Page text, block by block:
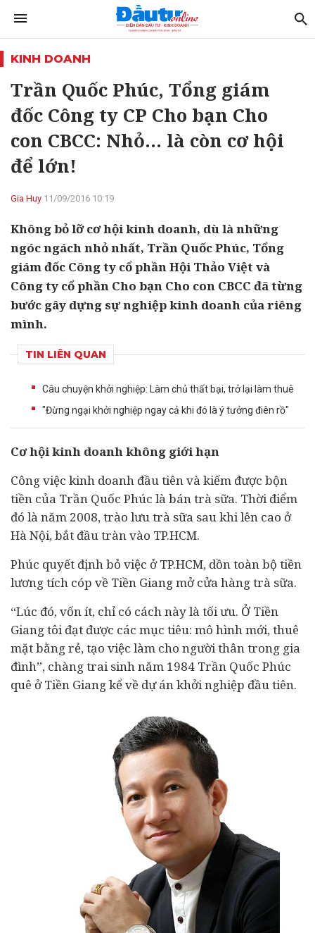
KINH DOANH
Trần Quốc Phúc, Tổng giám
đốc Công ty CP Cho bạn Cho
con CBCC: Nhỏ… là còn cơ hội
để lớn!
Gia Huy 11/09/2016 10:19
Không bỏ lỡ cơ hội kinh doanh, dù là những
ngóc ngách nhỏ nhất, Trần Quốc Phúc, Tổng
giám đốc Công ty cổ phần Hội Thảo Việt và
Công ty cổ phần Cho bạn Cho con CBCC đã từng
bước gây dựng sự nghiệp kinh doanh của riêng
mình.
TIN LIÊN QUAN
Câu chuyện khởi nghiệp: Làm chủ thất bại, trở lại làm thuê
"Đừng ngại khởi nghiệp ngay cả khi đó là ý tưởng điên rồ"
Cơ hội kinh doanh không giới hạn
Công việc kinh doanh đầu tiên và kiếm được bộn
tiền của Trần Quốc Phúc là bán trà sữa. Thời điểm
đó là năm 2008, trào lưu trà sữa sau khi lên cao ở
Hà Nội, bắt đầu tràn vào TP.HCM.
Phúc quyết định bỏ việc ở TP.HCM, dồn toàn bộ tiền
lương tích cóp về Tiền Giang mở cửa hàng trà sữa.
“Lúc đó, vốn ít, chỉ có cách này là tối ưu. Ở Tiền
Giang tôi đạt được các mục tiêu: mô hình mới, thuê
mặt bằng rẻ, tạo việc làm cho người thân trong gia
đình”, chàng trai sinh năm 1984 Trần Quốc Phúc
quê ở Tiền Giang kể về dự ánkhởi nghiệp đầu tiên.